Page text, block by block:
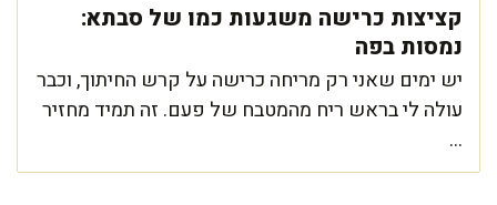
קציצות כרישה משגעות כמו של סבתא:
נמסות בפה
יש ימים שאני רק מריחה כרישה על קרש החיתוך, וכבר
עולה לי בראש ריח מהמטבח של פעם. זה תמיד מחזיר
...